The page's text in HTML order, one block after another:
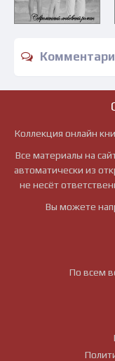
Коллекция онлайн
Все материалы на
автоматически из
не несёт
Вы можете
По всем